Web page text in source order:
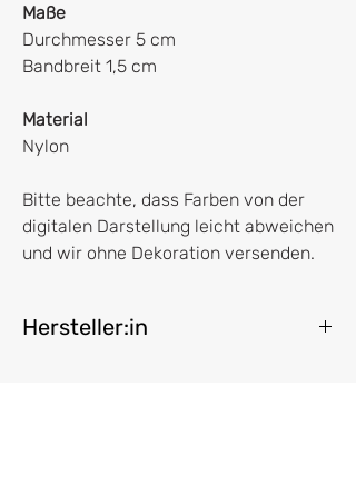
Maße
Durchmesser 5 cm
Bandbreit 1,5 cm
Material
Nylon
Bitte beachte, dass Farben von der
digitalen Darstellung leicht abweichen
und wir ohne Dekoration versenden.
Hersteller:in